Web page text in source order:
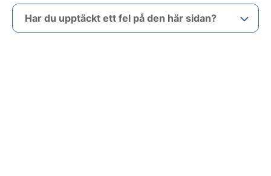
Har du upptäckt ett fel på den här sidan?